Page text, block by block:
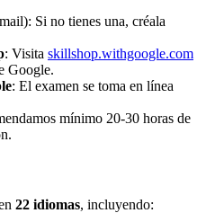
Si no tienes una, créala
: Visita skillshop.withgoogle.com
Google.
: El examen se toma en línea
mínimo 20-30 horas de
22 idiomas, incluyendo: